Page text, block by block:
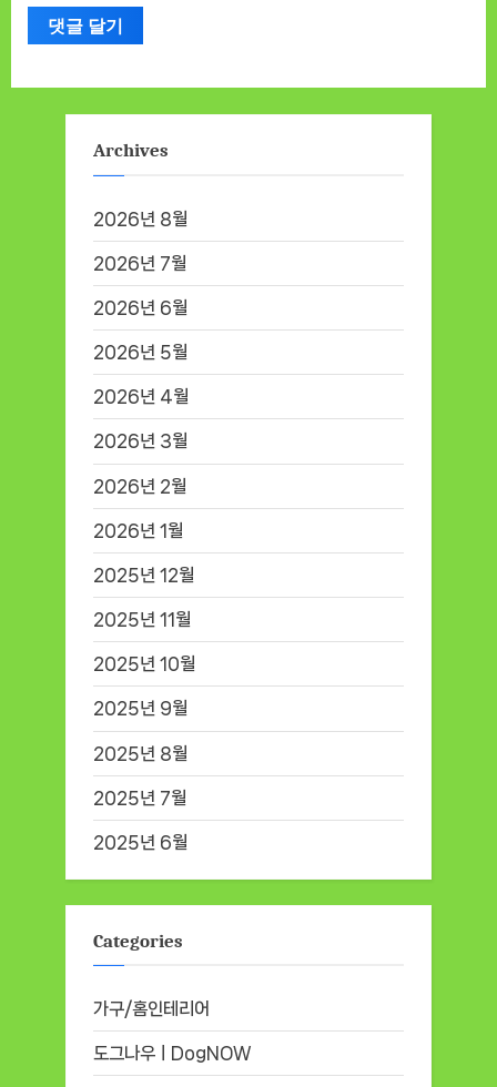
Archives
2026년 8월
2026년 7월
2026년 6월
2026년 5월
2026년 4월
2026년 3월
2026년 2월
2026년 1월
2025년 12월
2025년 11월
2025년 10월
2025년 9월
2025년 8월
2025년 7월
2025년 6월
Categories
가구/홈인테리어
도그나우ㅣDogNOW